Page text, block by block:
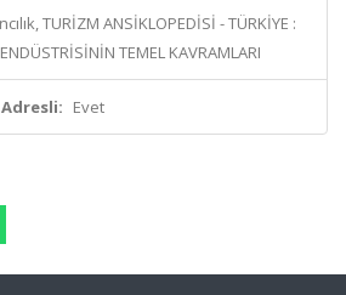
TURİZM ANSİKLOPEDİSİ - TÜRKİYE :
TEMEL KAVRAMLARI
Evet